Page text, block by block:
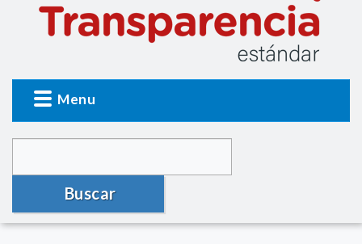
Menu
Buscar